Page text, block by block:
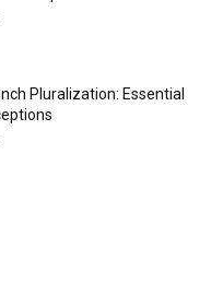
Pluralization: Essential